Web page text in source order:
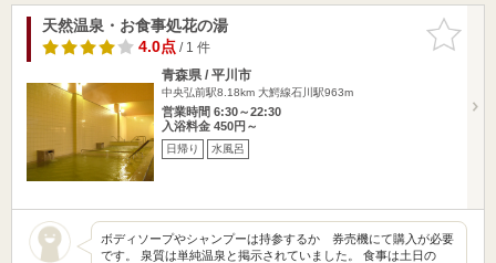
お気に入
りに追加
天然温泉・お食事処花の湯
4.0点/ 1 件
青森県 / 平川市
中央弘前駅8.18km 大鰐線石川駅963m
営業時間 6:30～22:30
入浴料金 450円～
日帰り 水風呂
ボディソープやシャンプーは持参するか 券売機にて購入が必要
です。 泉質は単純温泉と掲示されていました。 食事は土日の